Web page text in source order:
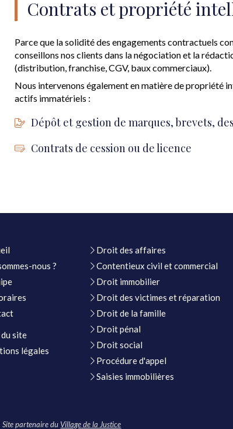
Contrats et propriété
Parce que la solidité des engagements contractuels
conseillons nos clients dans la négociation et la
(distribution, franchise, CGV, baux commerciaux).
Nous intervenons également en matière de propriété
actifs immatériels :
Dépôt et gestion de marques, brevets,
Contrats de cession ou de licence
nous ?
site
légales
Droit des affaires
Contentieux civil et commercial
Droit immobilier
Droit des victimes et réparation
Droit de la famille
Droit pénal
Droit social
Procédure d'appel
Saisies immobilières
Site partenaire du Village de la Justice